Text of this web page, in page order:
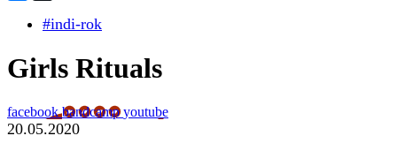
#indi-rok
Girls Rituals
facebookbandcampyoutube
20.05.2020